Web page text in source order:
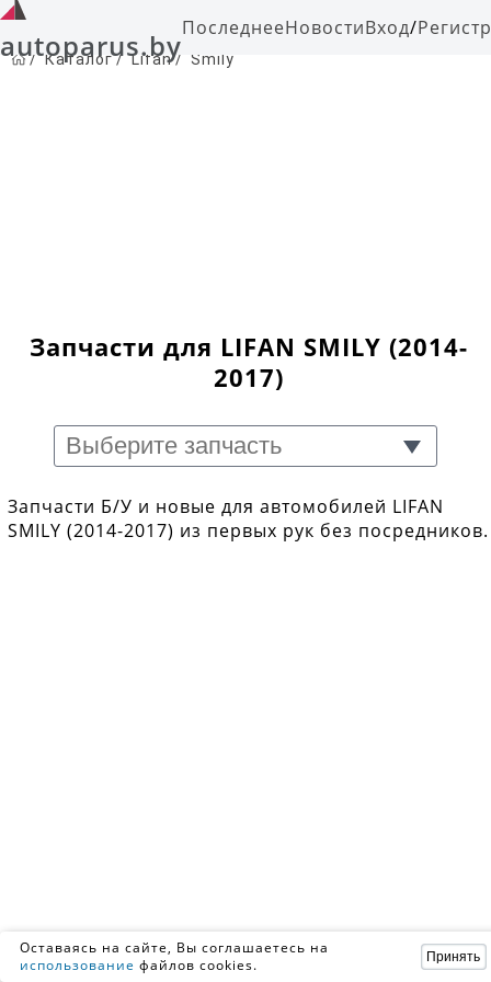
autoparus.byПоследнееНовостиВход/
/ Каталог/ Lifan/ Smily
Запчасти для LIFAN SMILY (2014-
2017)
Запчасти Б/У и новые для автомобилей LIFAN
SMILY (2014-2017) из первых рук без посредников.
Оставаясь на сайте, Вы соглашаетесь на
использование файлов cookies. Принять